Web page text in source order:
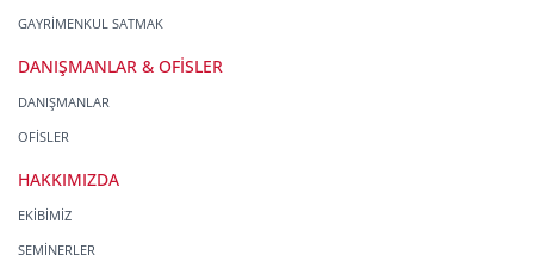
GAYRİMENKUL SATMAK
DANIŞMANLAR & OFİSLER
DANIŞMANLAR
OFİSLER
HAKKIMIZDA
EKİBİMİZ
SEMİNERLER